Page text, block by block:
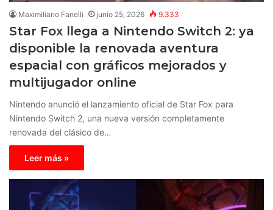
Maximiliano Fanelli junio 25, 2026 9.333
Star Fox llega a Nintendo Switch 2: ya
disponible la renovada aventura
espacial con gráficos mejorados y
multijugador online
Nintendo anunció el lanzamiento oficial de Star Fox para
Nintendo Switch 2, una nueva versión completamente
renovada del clásico de…
Leer más »